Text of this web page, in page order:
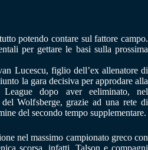
potendo contare sul fattore campo.
per gettare le basi sulla prossima
Lucescu, figlio dell’ex allenatore di
la gara decisiva per approdare alla
dopo aver eeliminato, nel
Wolfsberge, grazie ad una rete di
del secondo tempo supplementare.
nel massimo campionato greco con
scorsa, infatti, Talson e compagni